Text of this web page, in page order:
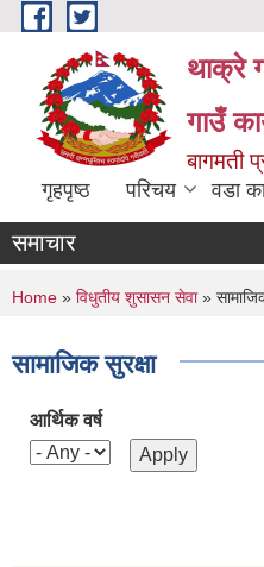
Skip to main content
थाक्रे
गाउँ
बागमती
गृहपृष्ठ परिचय वडा
समाचार
You are here
Home » विधुतीय शुसासन सेवा»
सामाजिक सुरक्षा
आर्थिक वर्ष